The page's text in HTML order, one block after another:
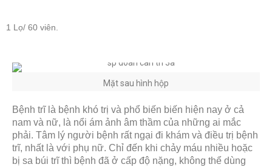
1 Lọ/ 60 viên.
Mặt sau hình hộp
Bệnh trĩ là bệnh khó trị và phổ biến biến hiện nay ở cả
nam và nữ, là nổi ám ảnh âm thầm của những ai mắc
phải. Tâm lý người bệnh rất ngại đi khám và điều trị bệnh
trĩ, nhất là với phụ nữ. Chỉ đến khi chảy máu nhiều hoặc
bị sa búi trĩ thì bệnh đã ở cấp độ nặng, không thể dùng